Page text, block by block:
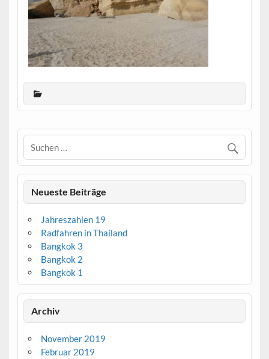
Neueste Beiträge
Jahreszahlen 19
Radfahren in Thailand
Bangkok 3
Bangkok 2
Bangkok 1
Archiv
November 2019
Februar 2019